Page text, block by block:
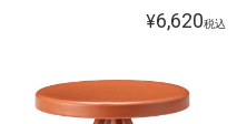
¥6,620税込